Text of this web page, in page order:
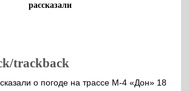
рассказали
trackback
о погоде на трассе М-4 «Дон» 18